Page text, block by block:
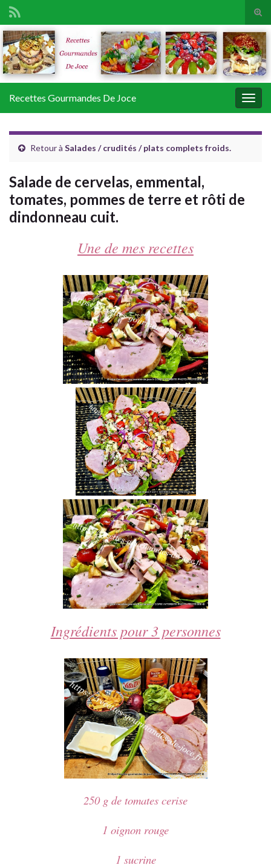
Search for:
Recettes Gourmandes De Joce
Retour à Salades / crudités / plats complets froids.
Salade de cervelas, emmental,
tomates, pommes de terre et rôti de
dindonneau cuit.
Une de mes recettes
Ingrédients pour 3 personnes
250 g de tomates cerise
1 oignon rouge
1 sucrine